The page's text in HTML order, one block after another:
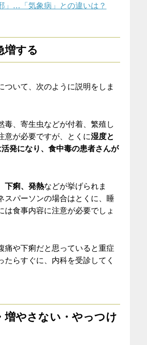
」…「気象病」との違いは？
増する
いて、次のように説明をしま
毒、寄生虫などが付着、繁殖し
意が必要ですが、とくに湿度と
発になり、食中毒の患者さんが
下痢、発熱などが挙げられま
スパーソンの場合はとくに、睡
食事内容に注意が必要でしょ
痛や下痢だと思っていると重症
らすぐに、内科を受診してく
増やさない・やっつけ